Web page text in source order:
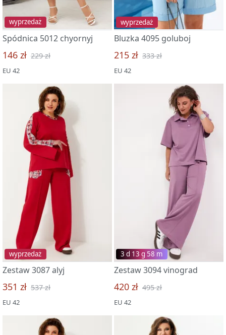
wyprzedaż
Spódnica 5012 chyornyj
146 zł 229 zł
EU 42
wyprzedaż
Bluzka 4095 goluboj
215 zł 333 zł
EU 42
wyprzedaż
Zestaw 3087 alyj
351 zł 537 zł
EU 42
3 d 13 g 58 m
Zestaw 3094 vinograd
420 zł 495 zł
EU 42